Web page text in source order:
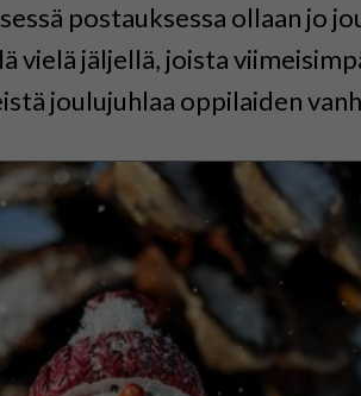
postauksessa ollaan jo
vielä jäljellä, joista
joulujuhlaa oppilaiden